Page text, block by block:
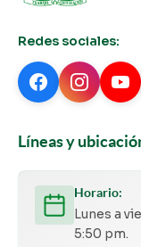
Redes sociales:
Líneas y
Horario:
Lunes a
5:50 pm.